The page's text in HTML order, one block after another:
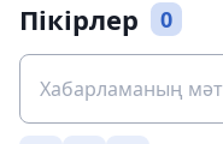
Пікірлер 0